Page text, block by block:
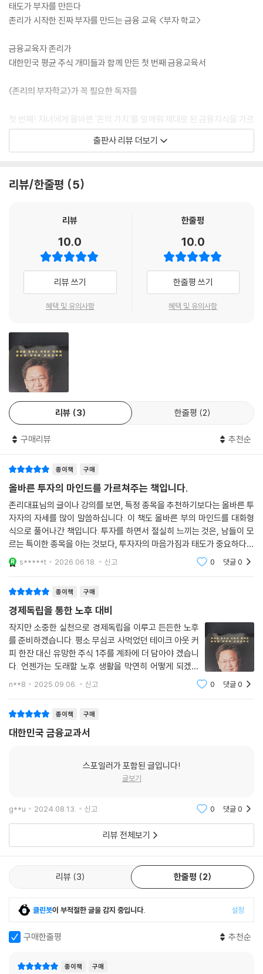
태도가 부자를 만든다
존리가 시작한 진짜 부자를 만드는 금융 교육 <부자 학교>
금융교육자 존리가
대한민국 평균 주식 개미들과 함께 만든 첫 번째 금융교육서
〈존리의 부자학교〉가 꼭 필요한 독자들
첫 번째! 자녀에게 올바른 '돈의 가치'를 일깨워 제대로 된 금융지식을 가르
쳐주고 싶은 부모
두 번째! 주식투자철학의 부재로 단기수익형 투자에만 급급해 주식투자의
분
태도가 부자를 만든다
존리가 시작한 진짜 부자를 만드는 금융 교육 〈부자 학교〉
대한민국 평균 주식 개미들과 함께 만든 첫 번째 금융교육서
주식 개미들의 멘토 존리가 금융교육자로 돌아왔다. 『존리의 부자학교』는
금융교육자로서의 존리가 금융공부모임 〈부자학교〉 멤버들과 함께 나눈
대화로 구성된 금융교육서이다. ‘존리’라는 이름으로 이미 수 십권의 금융
도서가 시중에 나와있지만, 이 책은 존리가 대한민국의 평균 주식개미들과
함께 만든 첫 번째 금융교육서라는 점에서 의미가 있다. 대한민국은 전 세
융에 대한 인식 부족이 국가 경쟁력의 발목을 잡고 있다. 우리 다음 세대인
개선해야 한다. 한국의 교육은 처음부터 끝까지 남과 나를 끊임없이 ‘비
교’하는 마인드를 주입한다. 우리가 지금 가장 먼저 벗어나야 할 것은 자신
을 남보다 불행하게 여기는 이 태도다. 여기에 어렸을 때부터 돈 버는 방법
을 제대로 배운 적이 없는 심각한 금융문맹 상태에 놓여 있으니, 부자가 되
기보단 ‘부자처럼 보이는 방법’만 지속적으로 골몰하는 것이다.
부자는 먼저 태도에서 만들어진다. 한국인들의 근본적 문제는 ‘주식 투
자’에 대한 철학의 빈곤에서 오는 잘못된 투자관과 장기적 투자 마인드가
갖춰져 있지 않다는 것이었다. 이 책에서 존리와 함께 금융 공부를 한 참여
자들은 그야말로 대한민국의 전 연령, 다양한 직업군을 대변하는 K-주식
개미들이다. 존리와 참여자들은 함께 금융 서적을 읽고 토론하며 실로 다
양한 개인투자자들과 현장의 고충을 제대로 알고 뼈저리게 성찰하게 되었
다. 세계를 주도하며 세계가 부러워할 글로벌기업과 다채로운 K컬처를 지
닌 우리가 왜 그토록 금융 지식이 미천하고 투자에 후진적일 수밖에 없는
지를 참여자들의 육성으로 제대로 파악할 수 있었던 것이다. 행복한 부자
는 돈으로부터 자유로운 사람이다. 소유가 아닌, 자유를 위한 부자의 철학.
대한다.
1장 한국은 부자국가가 아니다
첫 번째 장에서는 한국이 왜 부자국가가 아닌지에 대한 이유를 설명한다.
물론 한국은 인구 오천만의 자원 빈곤 국가임에도 불구하고 전 세계가 부
등은 세계를 선도하는 수준이며 앞으로는 제조업을 넘어 K팝을 필두로 한
문화와 음악, 음식 분야에서도 전 세계를 선도할 가능성이 높다. 그럼에도
불구하고 한국은 부자국가가 아니다. 국가가 부유해도, 한국에 사는 대다
점 많은 교육제도와 금융에 대한 인식 부족 때문이다. 특히 어린시절부터
끊임없이 남과 ‘비교’하는 한국의 교육제도는 ‘부자’를 만드는 게 아닌, ‘부
선해야 다음 세대인 우리 아이들은 진짜 부자 국가 대한민국에서 살 수 있
출판사 리뷰 더보기
리뷰/한줄평 5
리뷰
10.0
리뷰 쓰기
혜택 및 유의사항
한줄평
10.0
한줄평 쓰기
혜택 및 유의사항
리뷰 3 한줄평 2
구매리뷰 추천순
종이책 구매
올바른 투자의 마인드를 가르쳐주는 책입니다.
존리대표님의 글이나 강의를 보면, 특정 종목을 추천하기보다는 올바른 투
자자의 자세를 많이 말씀하십니다. 이 책도 올바른 부의 마인드를 대화형
식으로 풀어나간 책입니다. 투자를 하면서 절실히 느끼는 것은, 남들이 모
르는 특이한 종목을 아는 것보다, 투자자의 마음가짐과 태도가 중요하다는
것입니다. 올바른 투자의 마인드를 확립할 수 있는 유익한 책입니다.
s*****t 2026.06.18. 신고 0 댓글0
종이책 구매
경제독립을 통한 노후 대비
작지만 소중한 실천으로 경제독립을 이루고 든든한 노후
를 준비하겠습니다. 평소 무심코 사먹었던 테이크 아웃 커
피 한잔 대신 유망한 주식 1주를 계좌에 더 담아야 겠습니
다. 언젠가는 도래할 노후 생활을 막연히 어떻게 되겠지
하는 마음 보다는 확실하게 준비해야 합니다.
n**8 2025.09.06. 신고 0 댓글0
종이책 구매
대한민국 금융교과서
스포일러가 포함된 글입니다!
글보기
g**u 2024.08.13. 신고 0 댓글0
리뷰 전체보기
리뷰 3 한줄평 2
클린봇이 부적절한 글을 감지 중입니다. 설정
구매한줄평 추천순
종이책 구매